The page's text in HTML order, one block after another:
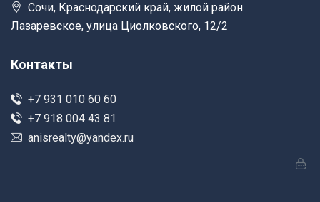
Сочи, Краснодарский край, жилой район
Лазаревское, улица Циолковского, 12/2
Контакты
+7 931 010 60 60
+7 918 004 43 81
anisrealty@yandex.ru